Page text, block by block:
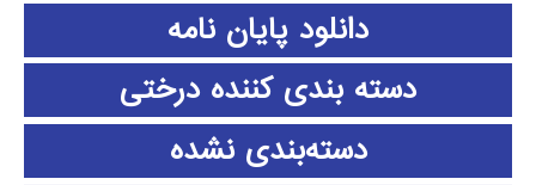
دانلود پايان نامه
دسته بندی کننده درختی
دسته‌بندی نشده